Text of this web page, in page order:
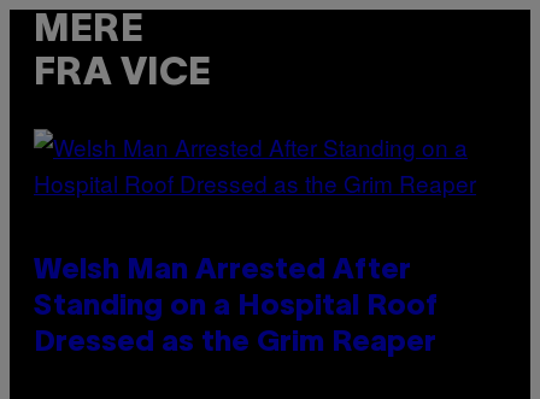
MERE
FRA VICE
Welsh Man Arrested After
Standing on a Hospital Roof
Dressed as the Grim Reaper